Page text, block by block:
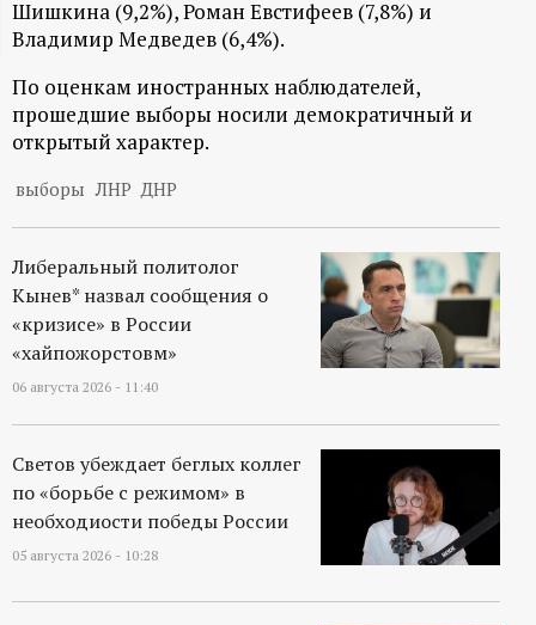
а
ц
и
о
н
н
ы
й
п
о
р
Шишкина (9,2%), Роман Евстифеев (7,8%) и
Владимир Медведев (6,4%).
По оценкам иностранных наблюдателей,
прошедшие выборы носили демократичный и
открытый характер.
выборы ЛНР ДНР
Либеральный политолог
Кынев* назвал сообщения о
«кризисе» в России
«хайпожорстовм»
06 августа 2026 - 11:40
Светов убеждает беглых коллег
по «борьбе с режимом» в
необходиости победы России
05 августа 2026 - 10:28